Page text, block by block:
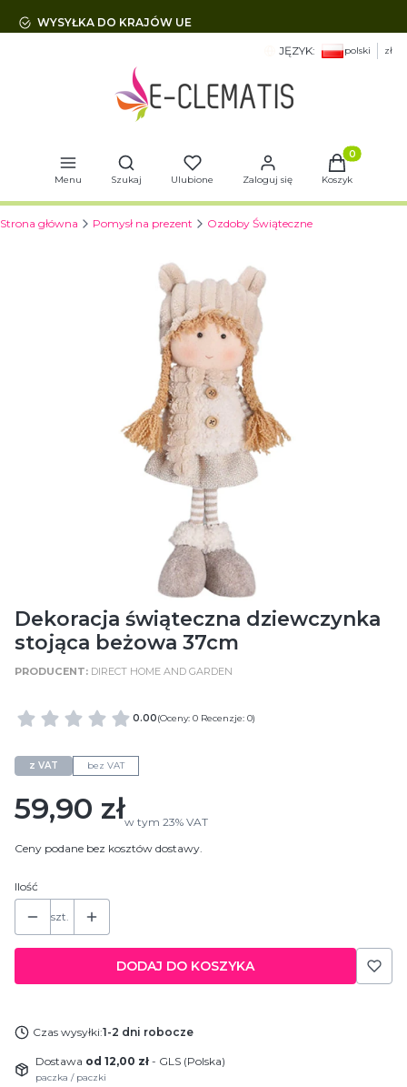
WYSYŁKA DO KRAJÓW UE
JĘZYK: polski zł
Menu
Otwórz wyszukiwarkę
Szukaj Ulubione Zaloguj się
Produkty
Koszyk
Strona główna Pomysł na prezent Ozdoby Świąteczne
Dekoracja świąteczna dziewczynka
stojąca beżowa 37cm
DIRECT HOME AND GARDEN
0.00(Oceny: 0 Recenzje: 0)
z VAT bez VAT
Cena
59,90 złw tym 23% VAT
Ceny podane bez kosztów dostawy.
Ilość
szt.
DODAJ DO KOSZYKA
Czas wysyłki:1-2 dni robocze
Dostawa od 12,00 zł - GLS (Polska)
paczka / paczki